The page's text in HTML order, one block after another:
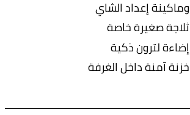
وماكينة إعداد الشاي
ثلاجة صغيرة خاصة
إضاءة لترون ذكية
خزنة آمنة داخل الغرفة